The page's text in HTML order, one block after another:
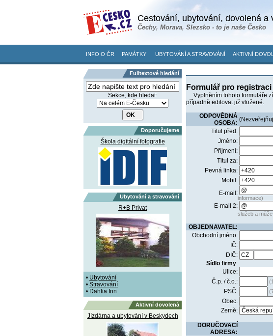
Cestování, ubytování, dovolená a
Čechy, Morava, Slezsko - to je naše Česko
INFO O ČR PAMÁTKY UBYTOVÁNÍ A STRAVOVÁNÍ AKTIVNÍ
Fulltextové hledání
Sekce, kde hledat:
Doporučujeme
Škola digitální fotografie
Ubytování a stravování
R+B Privat
• Ubytování
• Stravování
• Dahlia Inn
Aktivní dovolená
Jízdárna a ubytování v Beskydech
Formulář pro
Vyplněním tohoto formuláře
případně editovat již vložené.
ODPOVĚDNÁ
OSOBA:
Titul před:
Jméno:
Příjmení:
Titul za:
Pevná linka:
Mobil:
E-mail:
informace)
E-mail 2:
služeb a
OBJEDNAVATEL:
Obchodní jméno:
IČ:
DIČ:
Sídlo firmy:
Ulice:
Č.p. / č.o.:
PSČ:
Obec:
Země:
DORUČOVACÍ
ADRESA: